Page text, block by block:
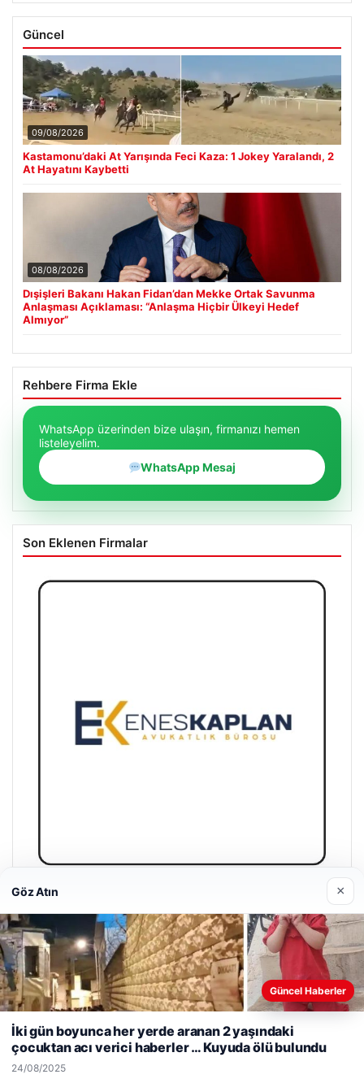
Güncel
09/08/2026
Kastamonu’daki At Yarışında Feci Kaza: 1 Jokey Yaralandı, 2
At Hayatını Kaybetti
08/08/2026
Dışişleri Bakanı Hakan Fidan’dan Mekke Ortak Savunma
Anlaşması Açıklaması: “Anlaşma Hiçbir Ülkeyi Hedef
Almıyor”
Rehbere Firma Ekle
WhatsApp üzerinden bize ulaşın, firmanızı hemen
listeleyelim.
WhatsApp Mesaj
Son Eklenen Firmalar
Enes Kaplan Avukatlık Bürosu
28/04/2026
© 2026 Antalya – Güncel Haberler
Web sitemizi nasıl kullandığınızı daha iyi anlayabilmek,
kullanıyoruz.Çerez Politikamız
Göz Atın ×
Güncel Haberler
İki gün boyunca her yerde aranan 2 yaşındaki
çocuktan acı verici haberler … Kuyuda ölü bulundu
24/08/2025